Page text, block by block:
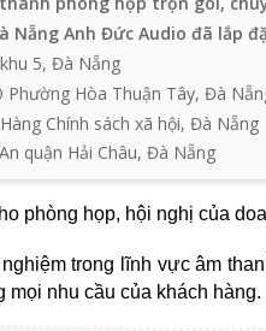
Anh Đức Audio đã lắp
5, Đà Nẵng
Hòa Thuận Tây, Đà
Chính sách xã hội, Đà Nẵng
quận Hải Châu, Đà Nẵng
phòng họp, hội nghị của
trong lĩnh vực âm
nhu cầu của khách hàng.